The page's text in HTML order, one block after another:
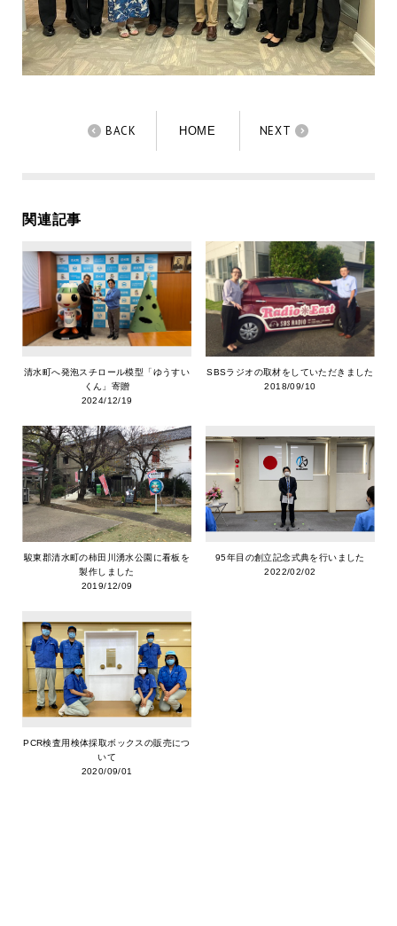
BACK HOME NEXT
関連記事
清水町へ発泡スチロール模型「ゆうすい
くん」寄贈
2024/12/19
SBSラジオの取材をしていただきました
2018/09/10
駿東郡清水町の柿田川湧水公園に看板を
製作しました
2019/12/09
95年目の創立記念式典を行いました
2022/02/02
PCR検査用検体採取ボックスの販売につ
いて
2020/09/01